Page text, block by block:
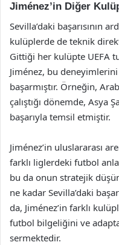
Jiménez’in Diğer
Sevilla’daki başarısının
kulüplerde de teknik
Gittiği her kulüpte UEFA
Jiménez, bu
başarmıştır. Örneğin,
çalıştığı dönemde, Asya
başarıyla temsil etmiştir.
Jiménez’in uluslararası
farklı liglerdeki futbol
bu da onun stratejik
ne kadar Sevilla’daki
da, Jiménez’in farklı
futbol bilgeliğini ve
sermektedir.